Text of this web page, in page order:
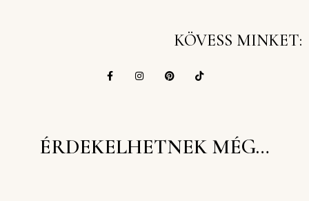
KÖVESS MINKET:
ÉRDEKELHETNEK MÉG…